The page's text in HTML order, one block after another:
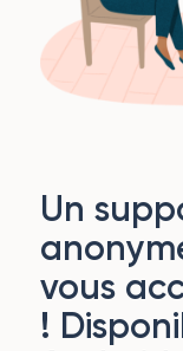
Un
vous
!